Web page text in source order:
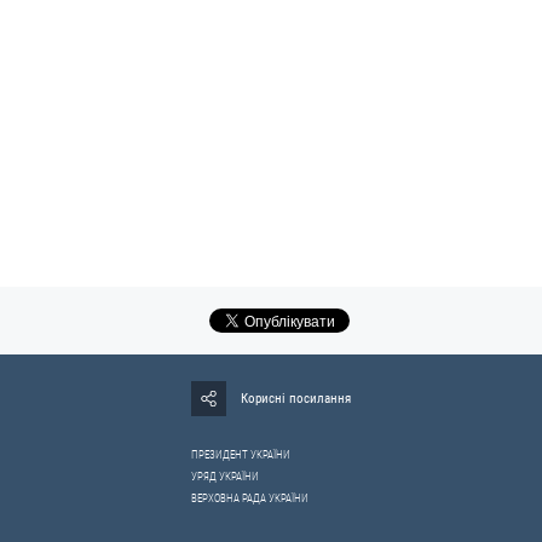
Корисні посилання
ПРЕЗИДЕНТ УКРАЇНИ
УРЯД УКРАЇНИ
ВЕРХОВНА РАДА УКРАЇНИ